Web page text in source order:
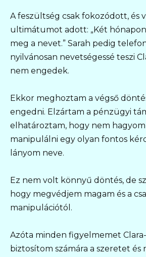
A feszültség csak fokozódott, és
ultimátumot adott: „Két
meg a nevet.” Sarah pedig
nyilvánosan nevetségessé teszi
nem engedek.
Ekkor meghoztam a végső
engedni. Elzártam a pénzügyi
elhatároztam, hogy nem
manipulálni egy olyan fontos
lányom neve.
Ez nem volt könnyű döntés, de
hogy megvédjem magam és a
manipulációtól.
Azóta minden figyelmemet
biztosítom számára a szeretet és